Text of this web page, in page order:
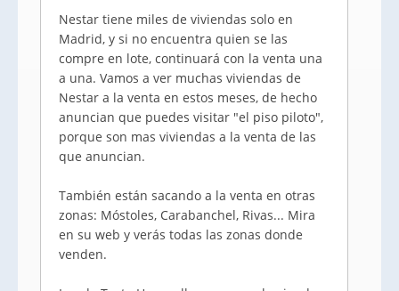
Nestar tiene miles de viviendas solo en
Madrid, y si no encuentra quien se las
compre en lote, continuará con la venta una
a una. Vamos a ver muchas viviendas de
Nestar a la venta en estos meses, de hecho
anuncian que puedes visitar "el piso piloto",
porque son mas viviendas a la venta de las
que anuncian.
También están sacando a la venta en otras
zonas: Móstoles, Carabanchel, Rivas... Mira
en su web y verás todas las zonas donde
venden.